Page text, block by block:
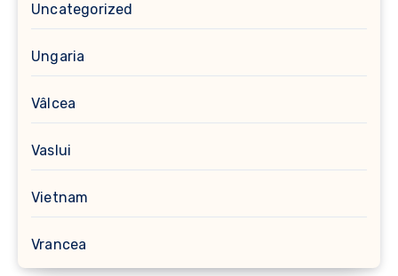
Uncategorized
Ungaria
Vâlcea
Vaslui
Vietnam
Vrancea